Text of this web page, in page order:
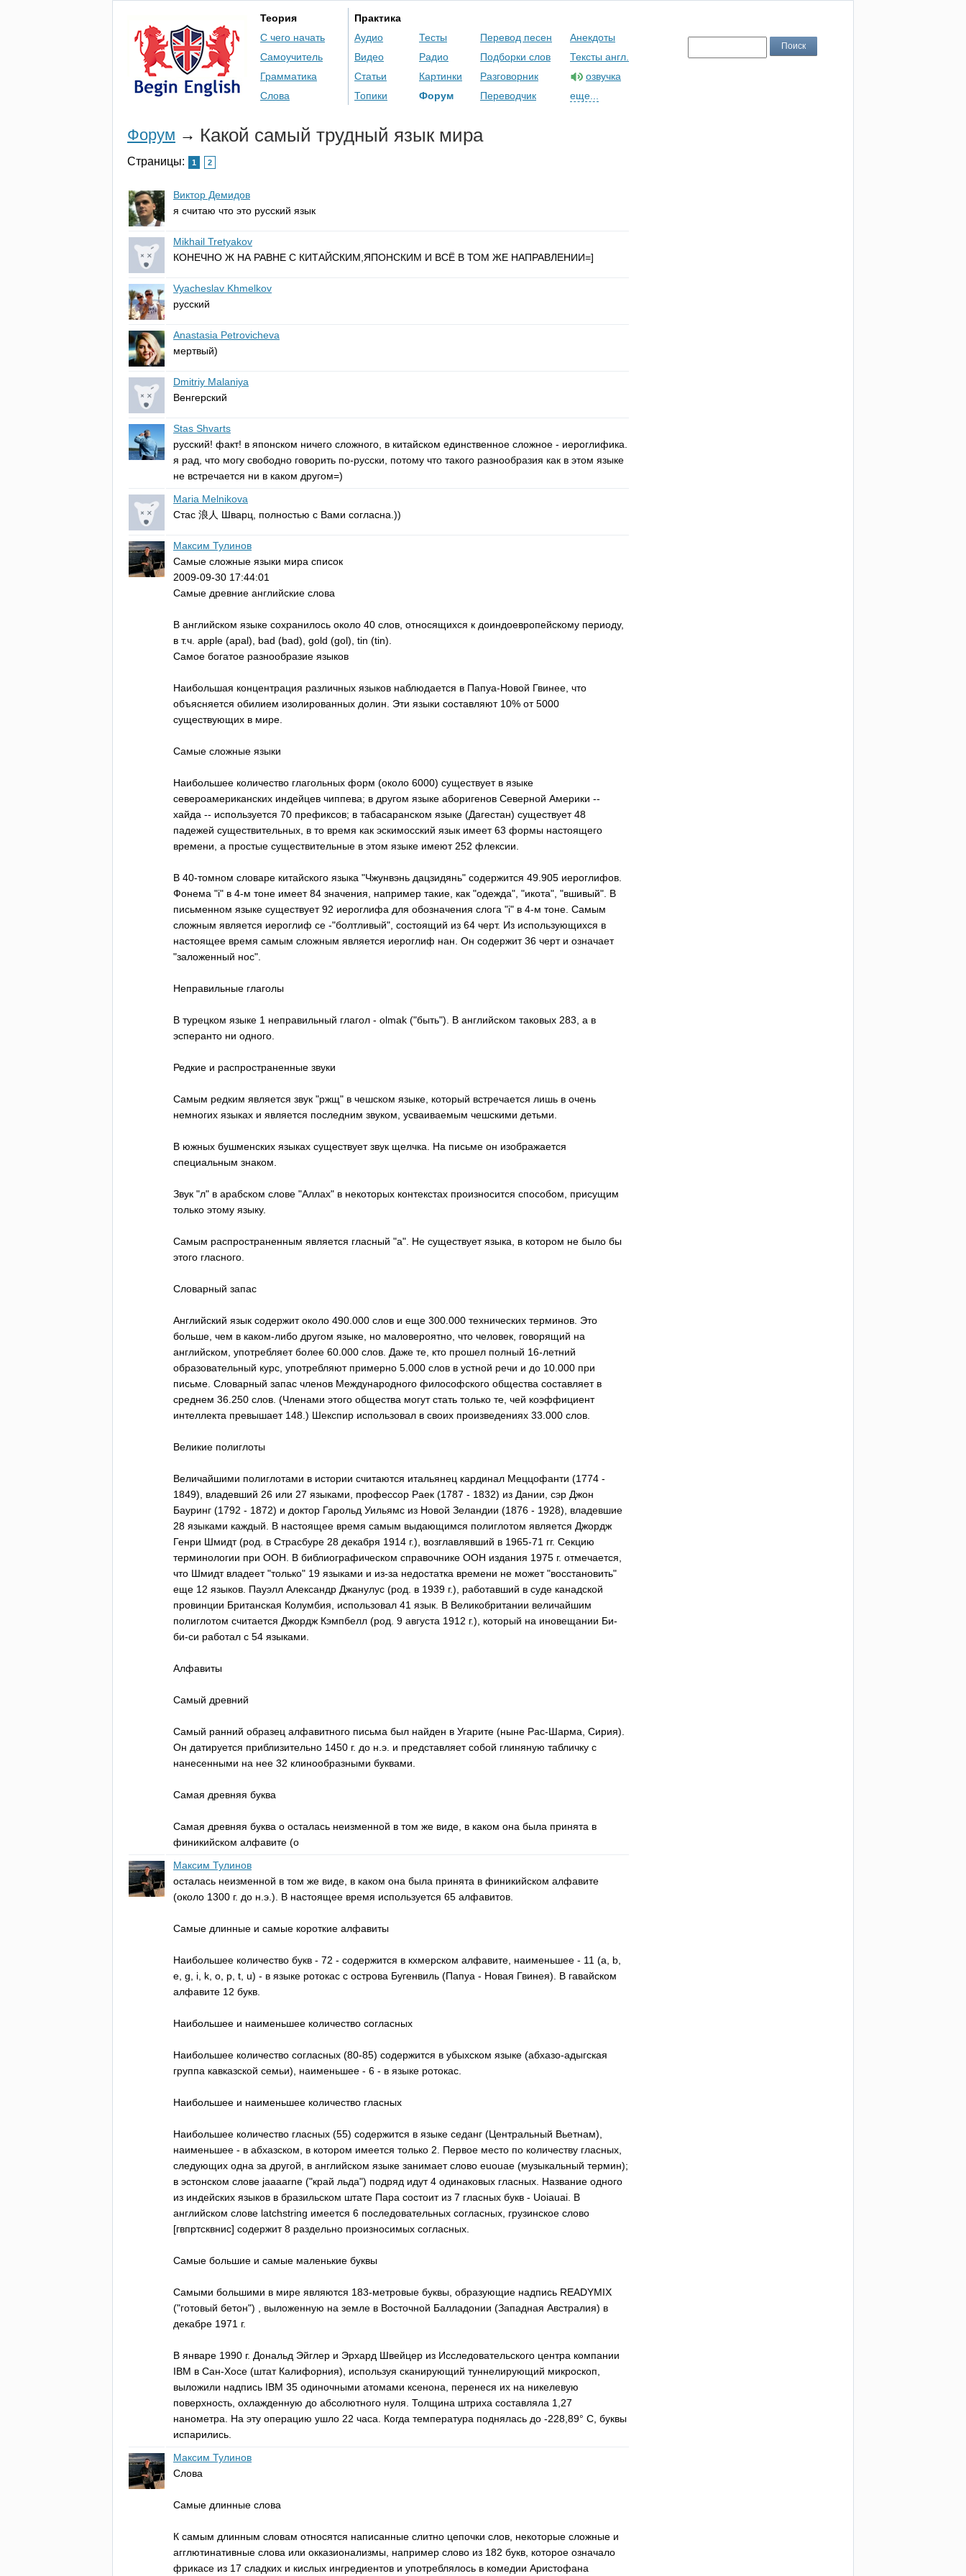
Теория
С чего начать
Самоучитель
Грамматика
Слова
Практика
Аудио
Видео
Статьи
Топики
Тесты
Радио
Картинки
Форум
Перевод песен
Подборки слов
Разговорник
Переводчик
Анекдоты
Тексты англ.
озвучка
еще...
Форум → Какой самый трудный язык мира
Страницы: 1 2
Виктор Демидов
я считаю что это русский язык
Mikhail Tretyakov
КОНЕЧНО Ж НА РАВНЕ С КИТАЙСКИМ,ЯПОНСКИМ И ВСЁ В ТОМ ЖЕ НАПРАВЛЕНИИ=]
Vyacheslav Khmelkov
русский
Anastasia Petrovicheva
мертвый)
Dmitriy Malaniya
Венгерский
Stas Shvarts
русский! факт! в японском ничего сложного, в китайском единственное сложное - иероглифика.
я рад, что могу свободно говорить по-русски, потому что такого разнообразия как в этом языке
не встречается ни в каком другом=)
Maria Melnikova
Стас 浪人 Шварц, полностью с Вами согласна.))
Максим Тулинов
Самые сложные языки мира список
2009-09-30 17:44:01
Самые древние английские слова
В английском языке сохранилось около 40 слов, относящихся к доиндоевропейскому периоду,
в т.ч. apple (apal), bad (bad), gold (gol), tin (tin).
Самое богатое разнообразие языков
Наибольшая концентрация различных языков наблюдается в Папуа-Новой Гвинее, что
объясняется обилием изолированных долин. Эти языки составляют 10% от 5000
существующих в мире.
Самые сложные языки
Наибольшее количество глагольных форм (около 6000) существует в языке
североамериканских индейцев чиппева; в другом языке аборигенов Северной Америки --
хайда -- используется 70 префиксов; в табасаранском языке (Дагестан) существует 48
падежей существительных, в то время как эскимосский язык имеет 63 формы настоящего
времени, а простые существительные в этом языке имеют 252 флексии.
В 40-томном словаре китайского языка "Чжунвэнь дацзидянь" содержится 49.905 иероглифов.
Фонема "i" в 4-м тоне имеет 84 значения, например такие, как "oдежда", "икота", "вшивый". В
письменном языке существует 92 иероглифа для oбозначения слога "i" в 4-м тоне. Самым
сложным является иероглиф се -"болтливый", состоящий из 64 черт. Из использующихся в
настоящее время самым сложным является иероглиф нан. Он содержит 36 черт и означает
"заложенный нос".
Неправильные глаголы
В турецком языке 1 неправильный глагол - olmak ("быть"). В английском таковых 283, а в
эсперанто ни одного.
Редкие и распространенные звуки
Самым редким является звук "ржщ" в чешском языке, который встречается лишь в очень
немногих языках и является последним звуком, усваиваемым чешскими детьми.
В южных бушменских языках существует звук щелчка. На письме он изображается
специальным знаком.
Звук "л" в арабском слове "Аллах" в некоторых контекстах произносится способом, присущим
только этому языку.
Самым распространенным является гласный "а". Не существует языка, в котором не было бы
этого гласного.
Словарный запас
Английский язык содержит около 490.000 слов и еще 300.000 технических терминов. Это
больше, чем в каком-либо другом языке, но маловероятно, что человек, говорящий на
английском, употребляет более 60.000 слов. Даже те, кто прошел полный 16-летний
образовательный курс, употребляют примерно 5.000 слов в устной речи и до 10.000 при
письме. Словарный запас членов Международного философского общества составляет в
среднем 36.250 слов. (Членами этого общества могут стать только те, чей коэффициент
интеллекта превышает 148.) Шекспир использовал в своих произведениях 33.000 слов.
Великие полиглоты
Величайшими полиглотами в истории считаются итальянец кардинал Меццофанти (1774 -
1849), владевший 26 или 27 языками, профессор Раек (1787 - 1832) из Дании, сэр Джон
Бауринг (1792 - 1872) и доктор Гарольд Уильямс из Новой Зеландии (1876 - 1928), владевшие
28 языками каждый. В настоящее время самым выдающимся полиглотом является Джордж
Генри Шмидт (род. в Страсбуре 28 декабря 1914 г.), возглавлявший в 1965-71 гг. Секцию
терминологии при ООН. В библиографическом справочнике ООН издания 1975 г. отмечается,
что Шмидт владеет "только" 19 языками и из-за недостатка времени не может "восстановить"
еще 12 языков. Пауэлл Александр Джанулус (род. в 1939 г.), работавший в суде канадской
провинции Британская Колумбия, использовал 41 язык. В Великобритании величайшим
полиглотом считается Джордж Кэмпбелл (род. 9 августа 1912 г.), который на иновещании Би-
би-си работал с 54 языками.
Алфавиты
Самый древний
Самый ранний образец алфавитного письма был найден в Угарите (ныне Рас-Шарма, Сирия).
Он датируется приблизительно 1450 г. до н.э. и представляет собой глиняную табличку с
нанесенными на нее 32 клинообразными буквами.
Самая древняя буква
Самая древняя буква о осталась неизменной в том же виде, в каком она была принята в
финикийском алфавите (о
Максим Тулинов
осталась неизменной в том же виде, в каком она была принята в финикийском алфавите
(около 1300 г. до н.э.). В настоящее время используется 65 алфавитов.
Самые длинные и самые короткие алфавиты
Наибольшее количество букв - 72 - содержится в кхмерском алфавите, наименьшее - 11 (а, b
е, g i k , о, р, t u) - в языке ротокас с острова Бугенвиль (Папуа - Новая Гвинея). В гавайском
алфавите 12 букв.
Наибольшее и наименьшее количество согласных
Наибольшее количество согласных (80-85) содержится в убыхском языке (абхазо-адыгская
группа кавказской семьи), наименьшее - 6 - в языке ротокас.
Наибольшее и наименьшее количество гласных
Наибольшее количество гласных (55) содержится в языке седанг (Центральный Вьетнам),
наименьшее - в абхазском, в котором имеется только 2. Первое место по количеству гласных,
следующих одна за другой, в английском языке занимает слово euouae (музыкальный термин);
в эстонском слове jaaaarne ("край льда") подряд идут 4 одинаковых гласных. Название одного
из индейских языков в бразильском штате Пара состоит из 7 гласных букв - Uoiauai . В
английском слове latchstring имеется 6 последовательных согласных, грузинское слово
[гвпртсквнис] содержит 8 раздельно произносимых согласных.
Самые большие и самые маленькие буквы
Самыми большими в мире являются 183-метровые буквы, образующие надпись READYMIX
("готовый бетон") , выложенную на земле в Восточной Балладонии (Западная Австралия) в
декабре 1971 г.
В январе 1990 г. Дональд Эйглер и Эрхард Швейцер из Исследовательского центра компании
IBM в Сан-Хосе (штат Калифорния), используя сканирующий туннелирующий микроскоп,
выложили надпись IBM 35 одиночными атомами ксенона, перенеся их на никелевую
поверхность, охлажденную до абсолютного нуля. Толщина штриха составляла 1,27
нанометра. На эту операцию ушло 22 часа. Когда температура поднялась до -228,89° С, буквы
испарились.
Максим Тулинов
Слова
Самые длинные слова
К самым длинным словам относятся написанные слитно цепочки слов, некоторые сложные и
агглютинативные слова или окказионализмы, например слово из 182 букв, которое означало
фрикасе из 17 сладких и кислых ингредиентов и употреблялось в комедии Аристофана